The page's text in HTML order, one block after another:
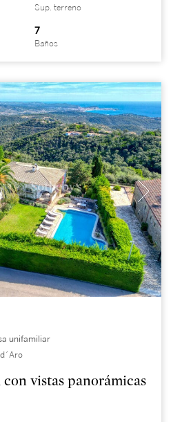
Sup. terreno
7
Baños
unifamiliar
vistas panorámicas